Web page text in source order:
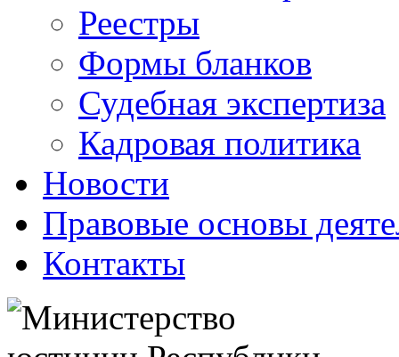
Реестры
Формы бланков
Судебная экспертиза
Кадровая политика
Новости
Правовые основы
Контакты